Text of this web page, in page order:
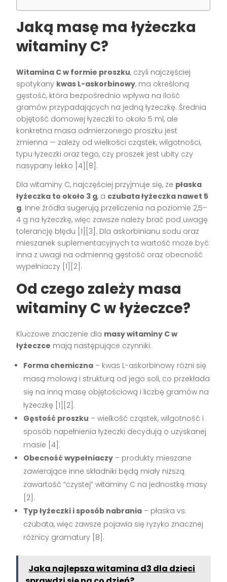
Jaką masę ma łyżeczka
witaminy C?
Witamina C w formie proszku, czyli najczęściej
spotykany kwas L-askorbinowy, ma określoną
gęstość, która bezpośrednio wpływa na ilość
gramów przypadających na jedną łyżeczkę. Średnia
objętość domowej łyżeczki to około 5 ml, ale
konkretna masa odmierzonego proszku jest
zmienna — zależy od wielkości cząstek, wilgotności,
typu łyżeczki oraz tego, czy proszek jest ubity czy
nasypany lekko [4][8] .
Dla witaminy C, najczęściej przyjmuje się, że płaska
łyżeczka to około 3 g, a czubata łyżeczka nawet 5
g. Inne źródła sugerują przeliczenia na poziomie 2,5–
4 g na łyżeczkę, więc zawsze należy brać pod uwagę
tolerancję błędu [1][3] . Dla askorbinianu sodu oraz
mieszanek suplementacyjnych ta wartość może być
inna z uwagi na odmienną gęstość oraz obecność
wypełniaczy [1][2] .
Od czego zależy masa
witaminy C w łyżeczce?
Kluczowe znaczenie dla masy witaminy C w
łyżeczce mają następujące czynniki:
Forma chemiczna – kwas L-askorbinowy różni się
masą molową i strukturą od jego soli, co przekłada
się na inną masę objętościową i liczbę gramów na
łyżeczkę [1][2] .
Gęstość proszku – wielkość cząstek, wilgotność i
sposób napełnienia łyżeczki decydują o uzyskanej
masie [4] .
Obecność wypełniaczy – produkty mieszane
zawierające inne składniki będą miały niższą
zawartość “czystej” witaminy C na jednostkę masy
[2] .
Typ łyżeczki i sposób nabrania – płaska vs.
czubata, więc zawsze pojawia się ryzyko znacznej
różnicy gramatury [8] .
Jaka najlepsza witamina d3 dla dzieci